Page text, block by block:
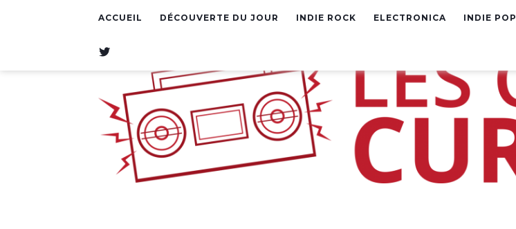
ACCUEIL DÉCOUVERTE DU JOUR INDIE ROCK ELECTRONICA INDIE POP
W
T
T